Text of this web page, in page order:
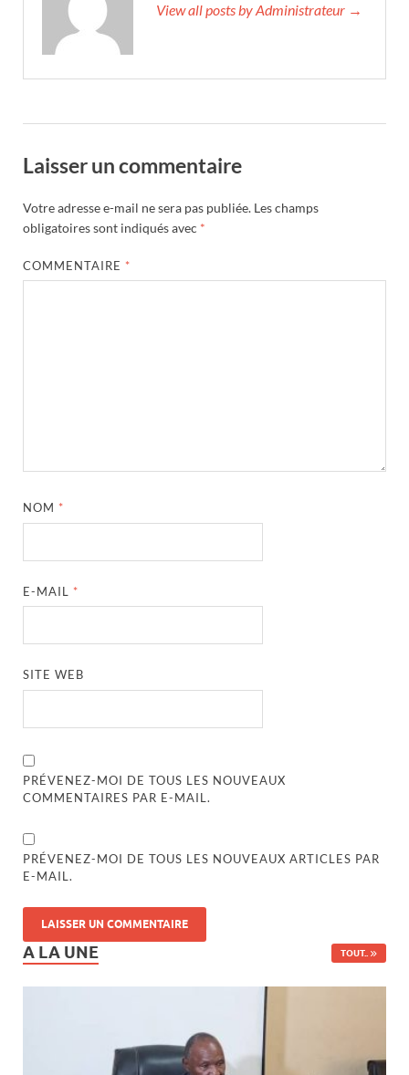
View all posts by Administrateur →
Laisser un commentaire
Votre adresse e-mail ne sera pas publiée. Les champs
obligatoires sont indiqués avec *
COMMENTAIRE *
NOM *
E-MAIL *
SITE WEB
PRÉVENEZ-MOI DE TOUS LES NOUVEAUX
COMMENTAIRES PAR E-MAIL.
PRÉVENEZ-MOI DE TOUS LES NOUVEAUX ARTICLES PAR
E-MAIL.
A LA UNE TOUT..